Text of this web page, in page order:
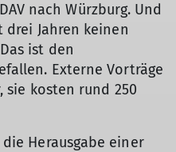
nach Würzburg. Und
Jahren keinen
ist den
Externe Vorträge
kosten rund 250
die Herausgabe einer